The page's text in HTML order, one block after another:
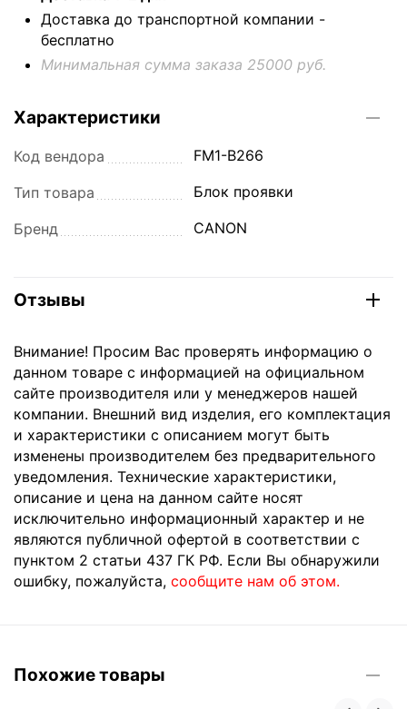
Доставка до транспортной компании -
бесплатно
Минимальная сумма заказа 25000 руб.
Характеристики
Код вендора FM1-B266
Тип товара Блок проявки
Бренд CANON
Отзывы
Внимание! Просим Вас проверять информацию о
данном товаре с информацией на официальном
сайте производителя или у менеджеров нашей
компании. Внешний вид изделия, его комплектация
и характеристики с описанием могут быть
изменены производителем без предварительного
уведомления. Технические характеристики,
описание и цена на данном сайте носят
исключительно информационный характер и не
являются публичной офертой в соответствии с
пунктом 2 статьи 437 ГК РФ. Если Вы обнаружили
ошибку, пожалуйста, сообщите нам об этом.
Похожие товары